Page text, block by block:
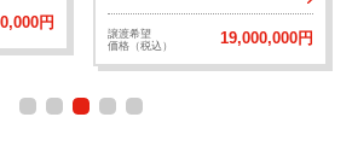
円
譲渡希望
価格（税込）
19,000,000円